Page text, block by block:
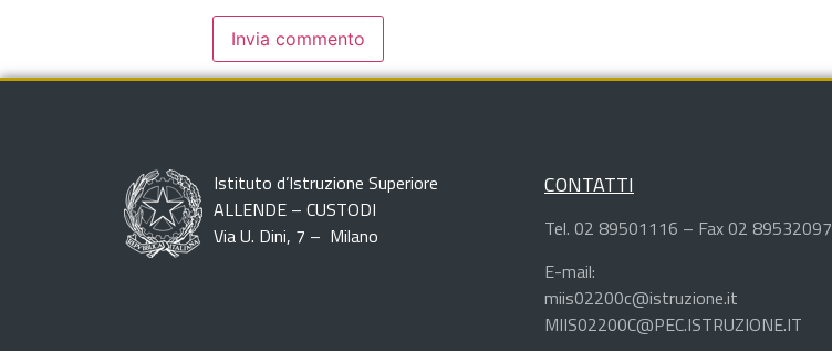
Istituto d’Istruzione Superiore
ALLENDE – CUSTODI
Via U. Dini, 7 – Milano
CONTATTI
Tel. 02 89501116 – Fax 02 89532097
E-mail:
miis02200c@istruzione.it
MIIS02200C@PEC.ISTRUZIONE.IT